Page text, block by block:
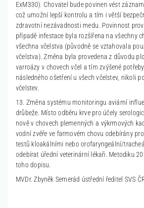
ExM330). Chovatel bude povinen vést
což umožní lepší kontrolu a tím i větší
zdravotní nezávadnosti medu. Povinnost
případě infestace byla rozšířena na všechny
všechna včelstva (původně se vztahovala
včelstva). Změna byla provedena z důvodu
varroázy v chovech včel a tím zvýšené
následného ošetření u všech včelstev, nikoli
včelstev.
13. Změna systému monitoringu aviární
drůbeže. Místo odběru krve pro účely
nově v chovech plemenných a výkrmových
vodní zvěře ve farmovém chovu odebírány
testů kloakálními nebo orofaryngeální/
odebírat úřední veterinární lékaři. Metodiku
toho dopisu.
MVDr. Zbyněk Semerád ústřední ředitel SVS